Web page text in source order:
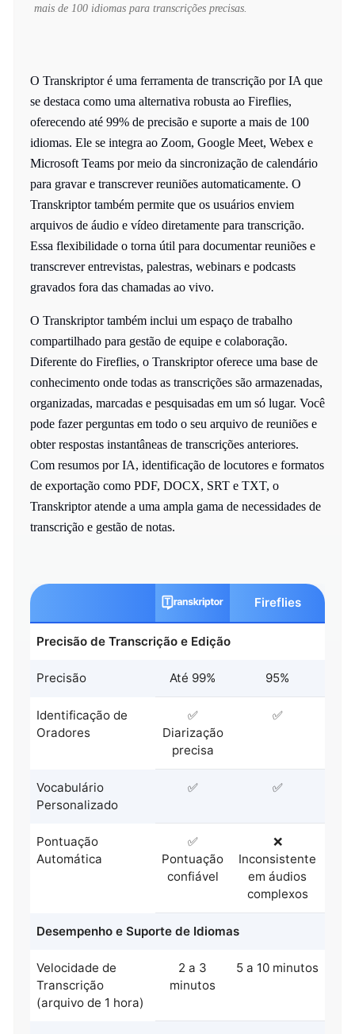
mais de 100 idiomas para transcrições precisas.
O Transkriptor é uma ferramenta de transcrição por IA que
se destaca como uma alternativa robusta ao Fireflies,
oferecendo até 99% de precisão e suporte a mais de 100
idiomas. Ele se integra ao Zoom, Google Meet, Webex e
Microsoft Teams por meio da sincronização de calendário
para gravar e transcrever reuniões automaticamente. O
Transkriptor também permite que os usuários enviem
arquivos de áudio e vídeo diretamente para transcrição.
Essa flexibilidade o torna útil para documentar reuniões e
transcrever entrevistas, palestras, webinars e podcasts
gravados fora das chamadas ao vivo.
O Transkriptor também inclui um espaço de trabalho
compartilhado para gestão de equipe e colaboração.
Diferente do Fireflies, o Transkriptor oferece uma base de
conhecimento onde todas as transcrições são armazenadas,
organizadas, marcadas e pesquisadas em um só lugar. Você
pode fazer perguntas em todo o seu arquivo de reuniões e
obter respostas instantâneas de transcrições anteriores.
Com resumos por IA, identificação de locutores e formatos
de exportação como PDF, DOCX, SRT e TXT, o
Transkriptor atende a uma ampla gama de necessidades de
transcrição e gestão de notas.
Fireflies
Precisão de Transcrição e Edição
Precisão Até 99% 95%
Identificação de
Oradores
✅
Diarização
precisa
✅
Vocabulário
Personalizado
✅ ✅
Pontuação
Automática
✅
Pontuação
confiável
❌
Inconsistente
em áudios
complexos
Desempenho e Suporte de Idiomas
Velocidade de
Transcrição
(arquivo de 1 hora)
2 a 3
minutos
5 a 10 minutos